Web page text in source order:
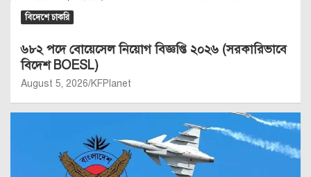
বিদেশে চাকরি
৬৮২ পদে বোয়েসেল নিয়োগ বিজ্ঞপ্তি ২০২৬ (সরকারিভাবে
বিদেশ BOESL)
August 5, 2026 KFPlanet